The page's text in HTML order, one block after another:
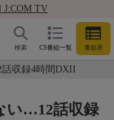
J:COM TV
CS番組一覧 番組表
検索
収録4時間DXII
い…12話収録